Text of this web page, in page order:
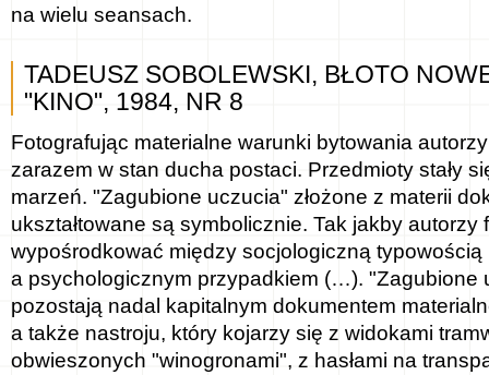
na wielu seansach.
TADEUSZ SOBOLEWSKI, BŁOTO
"KINO", 1984, NR 8
Fotografując materialne warunki bytowania
zarazem w stan ducha postaci. Przedmioty stały
marzeń. "Zagubione uczucia" złożone z materii
ukształtowane są symbolicznie. Tak jakby autorzy
wypośrodkować między socjologiczną typowością
a psychologicznym przypadkiem (…). "Zagubione
pozostają nadal kapitalnym dokumentem
a także nastroju, który kojarzy się z widokami
obwieszonych "winogronami", z hasłami na